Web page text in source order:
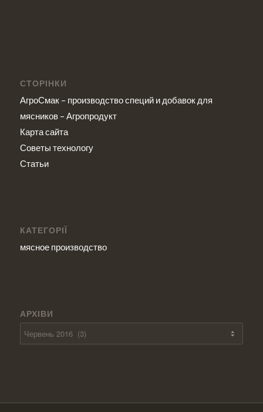
СТОРІНКИ
АгроСмак – производство специй и добавок для
мясников – Агропродукт
Карта сайта
Советы технологу
Статьи
КАТЕГОРІЇ
мясное производство
АРХІВИ